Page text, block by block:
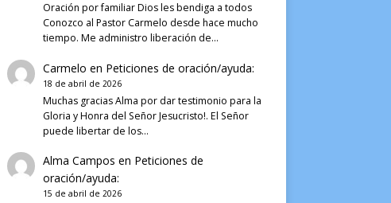
Oración por familiar Dios les bendiga a todos
Conozco al Pastor Carmelo desde hace mucho
tiempo. Me administro liberación de…
Carmelo en Peticiones de oración/ayuda:
18 de abril de 2026
Muchas gracias Alma por dar testimonio para la
Gloria y Honra del Señor Jesucristo!. El Señor
puede libertar de los…
Alma Campos en Peticiones de
oración/ayuda:
15 de abril de 2026